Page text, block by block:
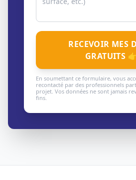
RECEVOIR MES
GRATUITS
En soumettant ce formulaire, vous
recontacté par des professionnels
projet. Vos données ne sont jamais
fins.